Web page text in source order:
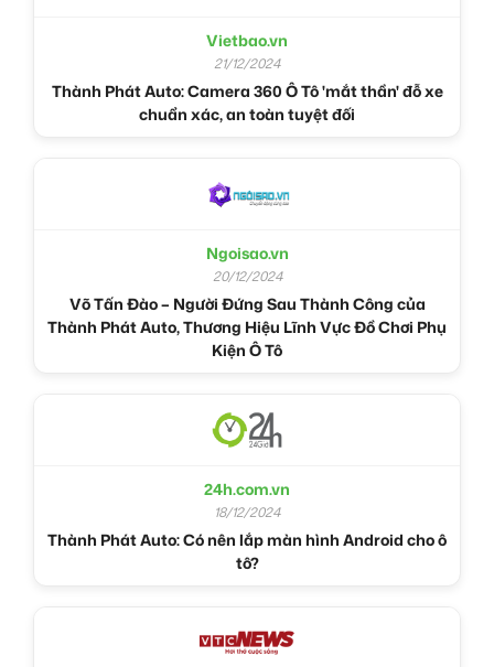
Vietbao.vn
21/12/2024
Thành Phát Auto: Camera 360 Ô Tô 'mắt thần' đỗ xe
chuẩn xác, an toàn tuyệt đối
Ngoisao.vn
20/12/2024
Võ Tấn Đào – Người Đứng Sau Thành Công của
Thành Phát Auto, Thương Hiệu Lĩnh Vực Đồ Chơi Phụ
Kiện Ô Tô
24h.com.vn
18/12/2024
Thành Phát Auto: Có nên lắp màn hình Android cho ô
tô?